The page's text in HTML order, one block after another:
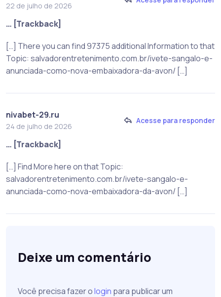
22 de julho de 2026
… [Trackback]
[…] There you can find 97375 additional Information to that
Topic: salvadorentretenimento.com.br/ivete-sangalo-e-
anunciada-como-nova-embaixadora-da-avon/ […]
nivabet-29.ru
24 de julho de 2026
Acesse para responder
… [Trackback]
[…] Find More here on that Topic:
salvadorentretenimento.com.br/ivete-sangalo-e-
anunciada-como-nova-embaixadora-da-avon/ […]
Deixe um comentário
Você precisa fazer ologin para publicar um